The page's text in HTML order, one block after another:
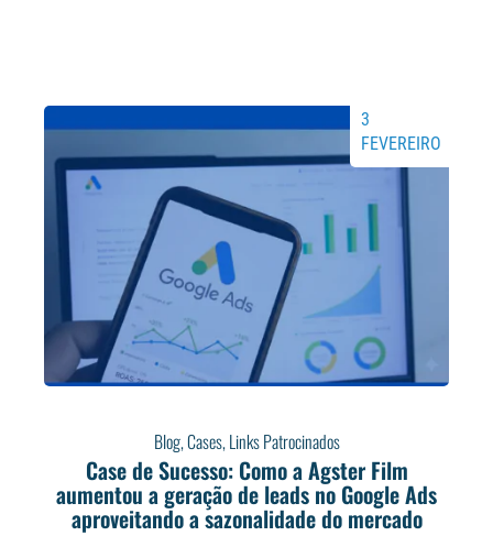
Blog,Cases,Links Patrocinados
Case de Sucesso: Como a Agster Film
aumentou a geração de leads no Google Ads
aproveitando a sazonalidade do mercado
3
FEVEREIRO